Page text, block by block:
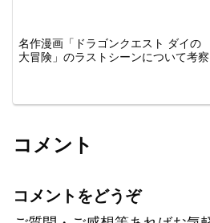
名作漫画「ドラゴンクエスト ダイの
大冒険」のラストシーンについて考察
コメント
コメントをどうぞ